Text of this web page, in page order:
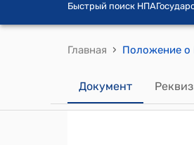
Быстрый поиск НПА
Главная ›
Документ